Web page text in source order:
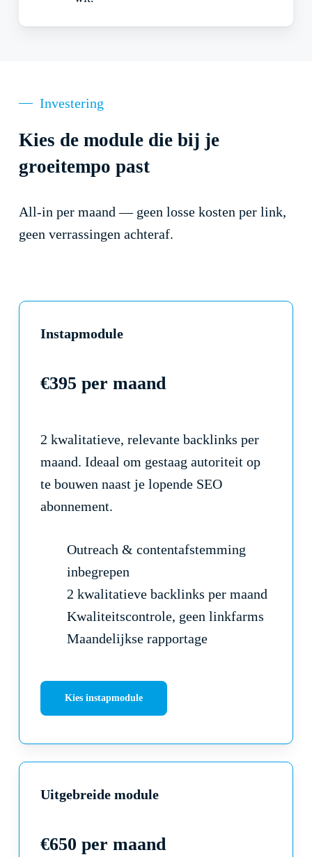
Investering
Kies de module die bij je
groeitempo past
All-in per maand — geen losse kosten per link,
geen verrassingen achteraf.
Instapmodule
€395 per maand
2 kwalitatieve, relevante backlinks per
maand. Ideaal om gestaag autoriteit op
te bouwen naast je lopende SEO
abonnement.
Outreach & contentafstemming
inbegrepen
2 kwalitatieve backlinks per maand
Kwaliteitscontrole, geen linkfarms
Maandelijkse rapportage
Kies instapmodule
Uitgebreide module
€650 per maand